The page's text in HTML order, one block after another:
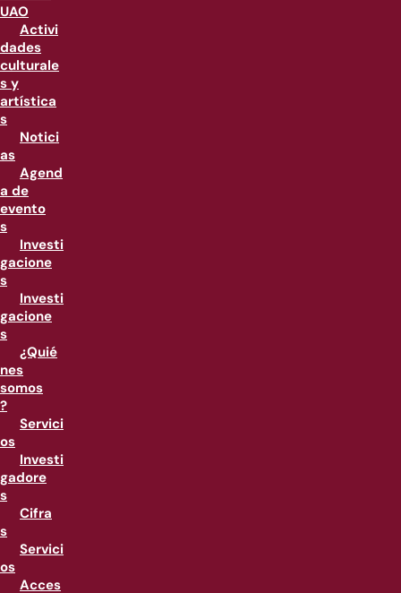
UAO
Activi
dades
culturale
s y
artística
s
Notici
as
Agend
a de
evento
s
Investi
gacione
s
Investi
gacione
s
¿Quié
nes
somos
?
Servici
os
Investi
gadore
s
Cifra
s
Servici
os
Acces